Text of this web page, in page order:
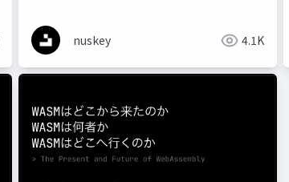
nuskey 4.1K